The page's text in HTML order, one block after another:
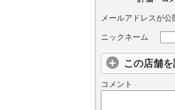
メールアドレスが公
ニックネーム
この店舗
コメント